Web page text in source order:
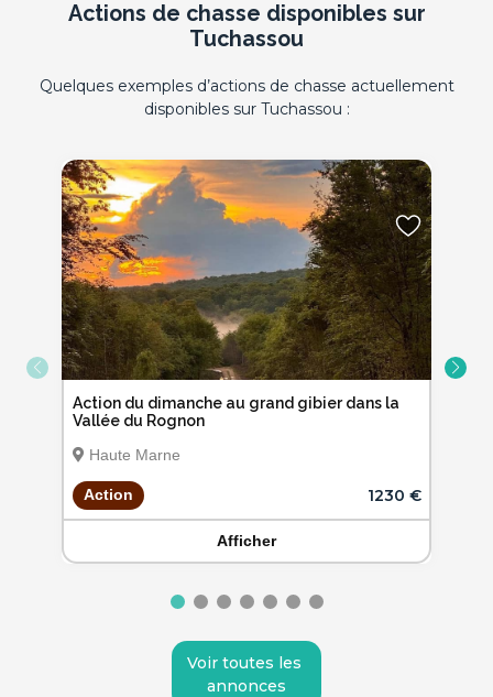
Actions de chasse disponibles sur
Tuchassou
Quelques exemples d’actions de chasse actuellement
disponibles sur Tuchassou :
Action du dimanche au grand gibier dans la
Vallée du Rognon
Haute Marne
Action 1230 €
Afficher
Voir toutes les
annonces